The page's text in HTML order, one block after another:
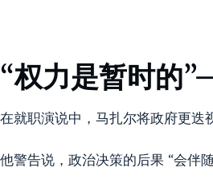
“权力是暂时的
在就职演说中，马扎尔将政府更迭
他警告说，政治决策的后果 “会伴